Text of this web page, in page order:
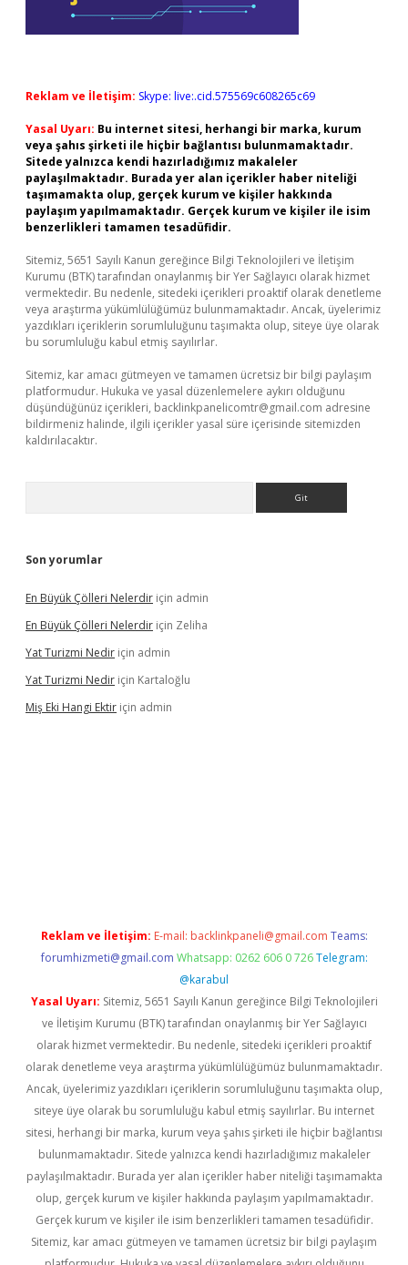
Reklam ve İletişim: Skype: live:.cid.575569c608265c69
Yasal Uyarı: Bu internet sitesi, herhangi bir marka, kurum
veya şahıs şirketi ile hiçbir bağlantısı bulunmamaktadır.
Sitede yalnızca kendi hazırladığımız makaleler
paylaşılmaktadır. Burada yer alan içerikler haber niteliği
taşımamakta olup, gerçek kurum ve kişiler hakkında
paylaşım yapılmamaktadır. Gerçek kurum ve kişiler ile isim
benzerlikleri tamamen tesadüfidir.
Sitemiz, 5651 Sayılı Kanun gereğince Bilgi Teknolojileri ve İletişim
Kurumu (BTK) tarafından onaylanmış bir Yer Sağlayıcı olarak hizmet
vermektedir. Bu nedenle, sitedeki içerikleri proaktif olarak denetleme
veya araştırma yükümlülüğümüz bulunmamaktadır. Ancak, üyelerimiz
yazdıkları içeriklerin sorumluluğunu taşımakta olup, siteye üye olarak
bu sorumluluğu kabul etmiş sayılırlar.
Sitemiz, kar amacı gütmeyen ve tamamen ücretsiz bir bilgi paylaşım
platformudur. Hukuka ve yasal düzenlemelere aykırı olduğunu
düşündüğünüz içerikleri, backlinkpanelicomtr@gmail.com adresine
bildirmeniz halinde, ilgili içerikler yasal süre içerisinde sitemizden
kaldırılacaktır.
Son yorumlar
En Büyük Çölleri Nelerdir için admin
En Büyük Çölleri Nelerdir için Zeliha
Yat Turizmi Nedir için admin
Yat Turizmi Nedir için Kartaloğlu
Miş Eki Hangi Ektir için admin
Reklam ve İletişim: E-mail: backlinkpaneli@gmail.com Teams:
forumhizmeti@gmail.com Whatsapp: 0262 606 0 726 Telegram:
@karabul
Yasal Uyarı: Sitemiz, 5651 Sayılı Kanun gereğince Bilgi Teknolojileri
ve İletişim Kurumu (BTK) tarafından onaylanmış bir Yer Sağlayıcı
olarak hizmet vermektedir. Bu nedenle, sitedeki içerikleri proaktif
olarak denetleme veya araştırma yükümlülüğümüz bulunmamaktadır.
Ancak, üyelerimiz yazdıkları içeriklerin sorumluluğunu taşımakta olup,
siteye üye olarak bu sorumluluğu kabul etmiş sayılırlar. Bu internet
sitesi, herhangi bir marka, kurum veya şahıs şirketi ile hiçbir bağlantısı
bulunmamaktadır. Sitede yalnızca kendi hazırladığımız makaleler
paylaşılmaktadır. Burada yer alan içerikler haber niteliği taşımamakta
olup, gerçek kurum ve kişiler hakkında paylaşım yapılmamaktadır.
Gerçek kurum ve kişiler ile isim benzerlikleri tamamen tesadüfidir.
Sitemiz, kar amacı gütmeyen ve tamamen ücretsiz bir bilgi paylaşım